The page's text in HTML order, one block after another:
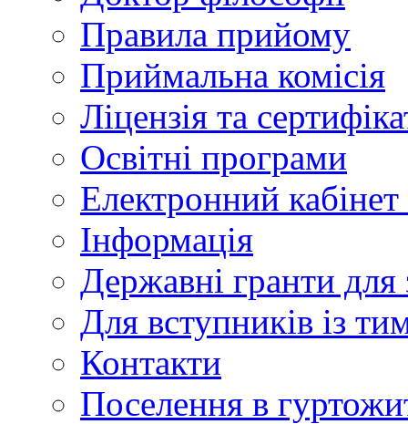
Правила прийому
Приймальна комісія
Ліцензія та
Освітні програми
Електронний
Інформація
Державні гранти для
Для вступників із
Контакти
Поселення в